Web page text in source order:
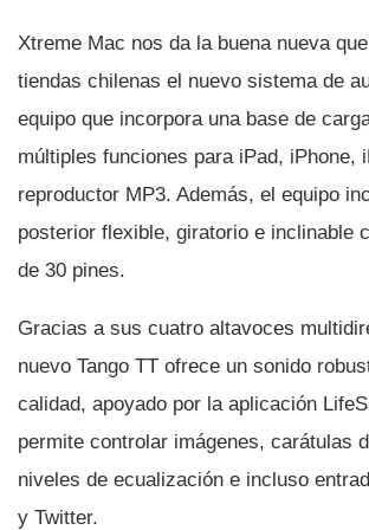
Xtreme Mac nos da la buena nueva
tiendas chilenas el nuevo sistema de
equipo que incorpora una base de
múltiples funciones para iPad, iPhone,
reproductor MP3. Además, el equipo
posterior flexible, giratorio e inclinable
de 30 pines.
Gracias a sus cuatro altavoces
nuevo Tango TT ofrece un sonido
calidad, apoyado por la aplicación
permite controlar imágenes, carátulas
niveles de ecualización e incluso
y Twitter.